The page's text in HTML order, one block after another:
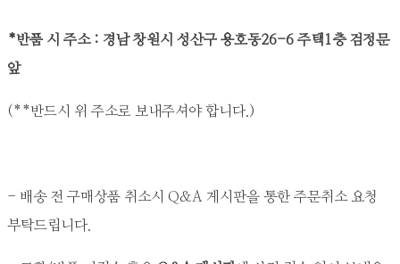
*반품 시 주소 : 경남 창원시 성산구 용호동26-6 주택1층 검정문
앞
(**반드시 위 주소로 보내주셔야 합니다.)
- 배송 전 구매상품 취소시 Q&A 게시판을 통한 주문취소 요청
부탁드립니다.